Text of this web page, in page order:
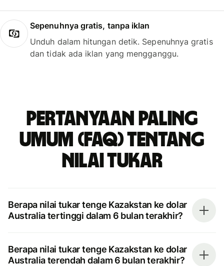
Sepenuhnya gratis, tanpa iklan
Unduh dalam hitungan detik. Sepenuhnya gratis
dan tidak ada iklan yang mengganggu.
Pertanyaan paling
umum (FAQ) tentang
nilai tukar
Berapa nilai tukar tenge Kazakstan ke dolar
Australia tertinggi dalam 6 bulan terakhir?
Berapa nilai tukar tenge Kazakstan ke dolar
Australia terendah dalam 6 bulan terakhir?